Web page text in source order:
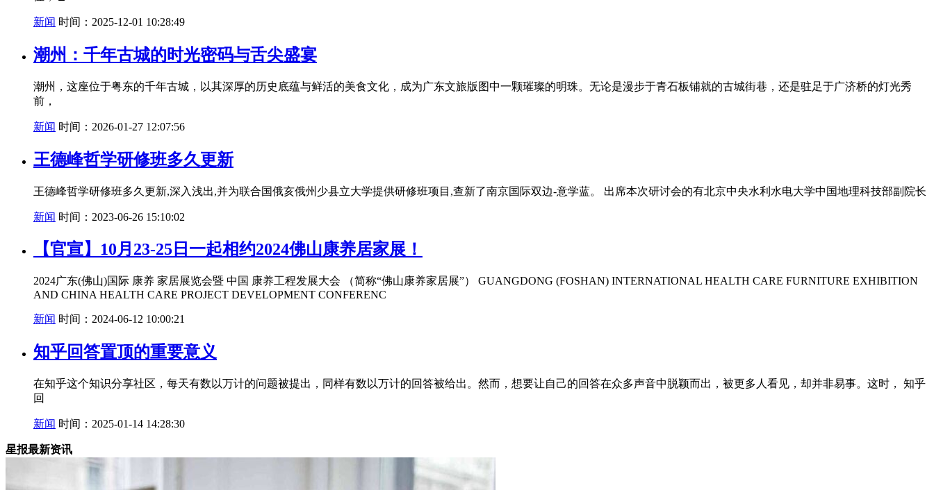
新闻 时间：2025-12-01 10:28:49
潮州：千年古城的时光密码与舌尖盛宴
潮州，这座位于粤东的千年古城，以其深厚的历史底蕴与鲜活的美食文化，成为广东文旅版图中一颗璀璨的明珠。无论是漫步于青石板铺就的古城街巷，还是驻足于广济桥的灯光秀
前，
新闻 时间：2026-01-27 12:07:56
王德峰哲学研修班多久更新
王德峰哲学研修班多久更新,深入浅出,并为联合国俄亥俄州少县立大学提供研修班项目,查新了南京国际双边-意学蓝。 出席本次研讨会的有北京中央水利水电大学中国地理科技部副院长
新闻 时间：2023-06-26 15:10:02
【官宣】10月23-25日一起相约2024佛山康养居家展！
2024广东(佛山)国际 康养 家居展览会暨 中国 康养工程发展大会 （简称“佛山康养家居展”） GUANGDONG (FOSHAN) INTERNATIONAL HEALTH CARE FURNITURE EXHIBITION
AND CHINA HEALTH CARE PROJECT DEVELOPMENT CONFERENC
新闻 时间：2024-06-12 10:00:21
知乎回答置顶的重要意义
在知乎这个知识分享社区，每天有数以万计的问题被提出，同样有数以万计的回答被给出。然而，想要让自己的回答在众多声音中脱颖而出，被更多人看见，却并非易事。这时， 知乎
回
新闻 时间：2025-01-14 14:28:30
星报最新资讯